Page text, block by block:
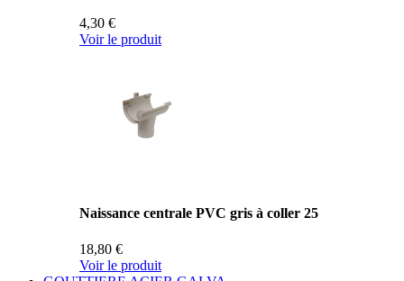
4,30 €
Voir le produit
Naissance centrale PVC gris à coller 25
18,80 €
Voir le produit